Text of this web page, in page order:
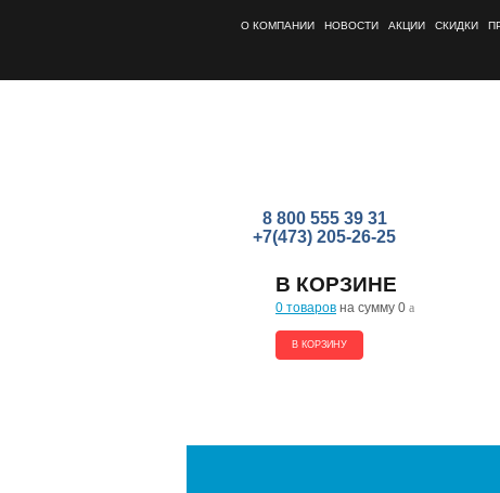
О КОМПАНИИ НОВОСТИ АКЦИИ СКИДКИ
8 800 555 39 31
+7(473) 205-26-25
В КОРЗИНЕ
0 товаров на сумму 0 a
В КОРЗИНУ